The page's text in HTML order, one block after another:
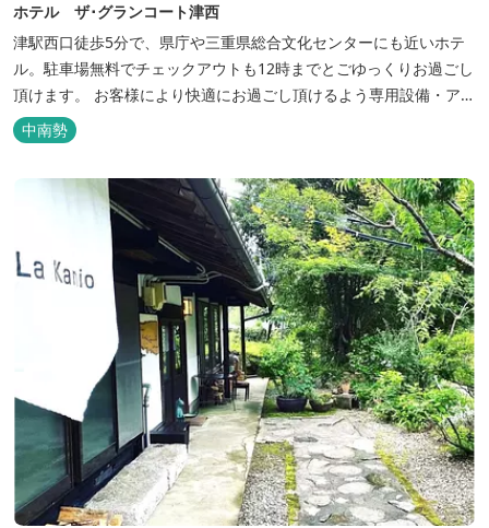
ホテル ザ･グランコート津西
津駅西口徒歩5分で、県庁や三重県総合文化センターにも近いホテ
ル。駐車場無料でチェックアウトも12時までとごゆっくりお過ごし
頂けます。 お客様により快適にお過ごし頂けるよう専用設備・アメ
ニティ付き女性専用フロアやビジネスマンに最適なパソコン・プリ
ンター設置のお部屋など多種多様な部屋タイプ・サービスをご用
意。本質の時間、至上の空間をお届けいたします。 また１Fにはカ
フェ＆レストランE...
中南勢